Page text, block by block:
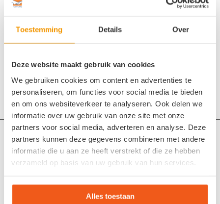
Toestemming Details Over
Deze website maakt gebruik van cookies
We gebruiken cookies om content en advertenties te
personaliseren, om functies voor social media te bieden
en om ons websiteverkeer te analyseren. Ook delen we
informatie over uw gebruik van onze site met onze
partners voor social media, adverteren en analyse. Deze
partners kunnen deze gegevens combineren met andere
informatie die u aan ze heeft verstrekt of die ze hebben
verzameld op basis van uw gebruik van hun services.
Alles toestaan
Deel dit stuk
Maak een afspraak
Online voetencheck
Aangepaste schoenen: voor elke voet de juiste oplossing